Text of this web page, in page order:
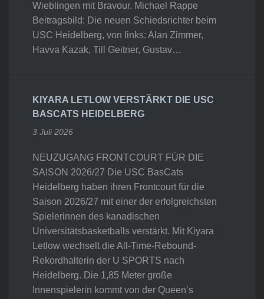
Wieblingen mit Bravour. Michael Rappe
Beitragsbild: Die neuen Schiedsrichter beim
USC Heidelberg, von links: Alan Zimmer,
Havva Kazak, Till Geitner, Gustav…
KIYARA LETLOW VERSTÄRKT DIE USC
BASCATS HEIDELBERG
3 Juli 2026
NEUZUGANG FRONTCOURT FÜR DIE
SAISON 2026/27 Die USC BasCats
Heidelberg haben ihren Frontcourt für die
Saison 2026/27 mit einer der erfolgreichsten
Spielerinnen des kanadischen
Universitätsbasketballs verstärkt. Mit Kiyara
Letlow wechselt die All-Time-Rebound-
Rekordhalterin der U SPORTS nach
Heidelberg. Die 1,85 Meter große
Innenspielerin kommt von der Queen’s